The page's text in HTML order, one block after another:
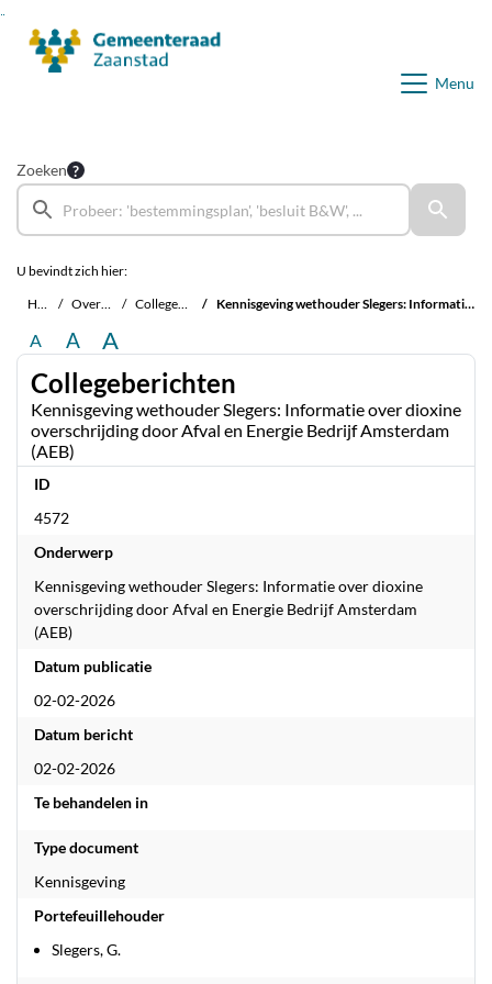
Menu
Zoeken
U bevindt zich hier:
Home
Overzichten Collegeberichten Kennisgeving wethouder Slegers: Informatie over dioxine overschrijding door Afval en Energie Bedrijf Amsterdam (AEB)
A A A
Collegeberichten
Kennisgeving wethouder Slegers: Informatie over dioxine
overschrijding door Afval en Energie Bedrijf Amsterdam
(AEB)
ID
4572
Onderwerp
Kennisgeving wethouder Slegers: Informatie over dioxine
overschrijding door Afval en Energie Bedrijf Amsterdam
(AEB)
Datum publicatie
02-02-2026
Datum bericht
02-02-2026
Te behandelen in
Type document
Kennisgeving
Portefeuillehouder
Slegers, G.